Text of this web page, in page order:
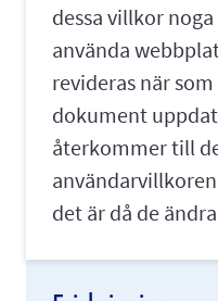
dessa villkor
använda
revideras när
dokument
återkommer till
det är då de